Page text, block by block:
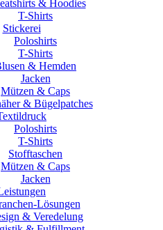
& Hoodies
T-Shirts
Stickerei
Poloshirts
T-Shirts
& Hemden
Jacken
Mützen & Caps
& Bügelpatches
Poloshirts
T-Shirts
Stofftaschen
Mützen & Caps
Jacken
Lösungen
& Veredelung